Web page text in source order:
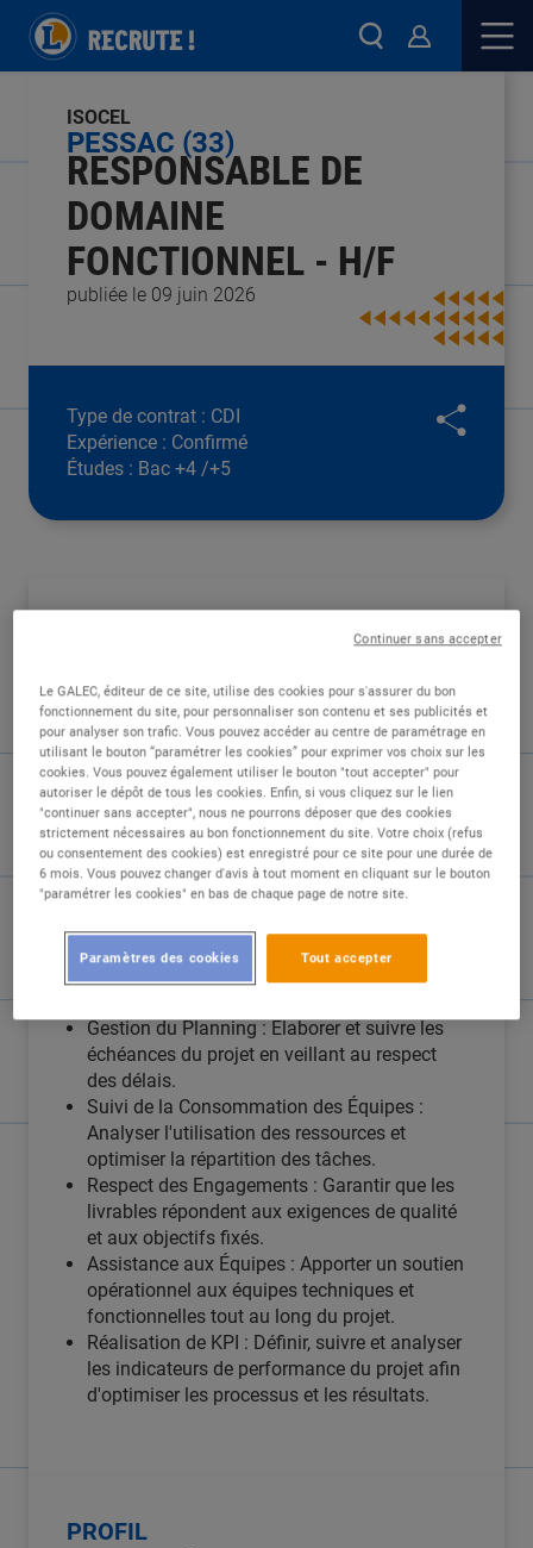
publiée le 09 juin 2026
RESPONSABLE DE
DOMAINE
FONCTIONNEL - H/F
PESSAC (33)
ISOCEL
Type de contrat : CDI
Expérience : Confirmé
Études : Bac +4 /+5
Performance ?
En tant que Chef de Projet Informatique, vous
serez en charge de piloter et de coordonner les
différentes étapes des projets informatiques
afin de garantir leur bonne exécution. Vous
interviendrez sur plusieurs aspects clés :
Gestion Backlog des Incidents : Assurer le
Coordination et Suivi d'Évolutions Logicielles
: Assurer la coordination et le suivi des
Gestion du Planning : Élaborer et suivre les
échéances du projet en veillant au respect
des délais.
Suivi de la Consommation des Équipes :
Analyser l'utilisation des ressources et
optimiser la répartition des tâches.
Respect des Engagements : Garantir que les
livrables répondent aux exigences de qualité
et aux objectifs fixés.
Assistance aux Équipes : Apporter un soutien
opérationnel aux équipes techniques et
fonctionnelles tout au long du projet.
Réalisation de KPI : Définir, suivre et analyser
les indicateurs de performance du projet afin
d'optimiser les processus et les résultats.
PROFIL
Le GALEC, éditeur de ce site, utilise des cookies pour s'assurer du bon
fonctionnement du site, pour personnaliser son contenu et ses publicités et
pour analyser son trafic. Vous pouvez accéder au centre de paramétrage en
utilisant le bouton “paramétrer les cookies” pour exprimer vos choix sur les
cookies. Vous pouvez également utiliser le bouton "tout accepter" pour
autoriser le dépôt de tous les cookies. Enfin, si vous cliquez sur le lien
"continuer sans accepter", nous ne pourrons déposer que des cookies
strictement nécessaires au bon fonctionnement du site. Votre choix (refus
ou consentement des cookies) est enregistré pour ce site pour une durée de
6 mois. Vous pouvez changer d'avis à tout moment en cliquant sur le bouton
"paramétrer les cookies" en bas de chaque page de notre site.
Tout accepter
Paramètres des cookies
Continuer sans accepter